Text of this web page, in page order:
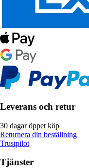
Leverans och retur
30 dagar öppet köp
Returnera din beställning
Trustpilot
Tjänster